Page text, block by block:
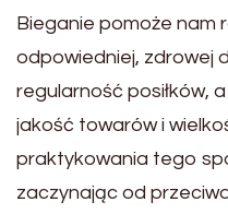
Bieganie pomoże nam
odpowiedniej, zdrowej
regularność posiłków,
jakość towarów i
praktykowania tego
zaczynając od